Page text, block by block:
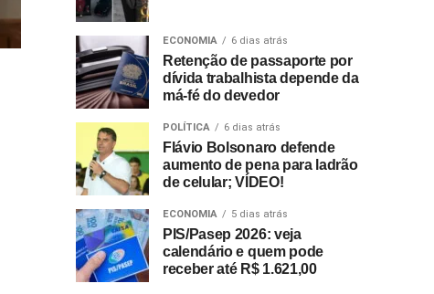
ECONOMIA 6 dias atrás
Retenção de passaporte por
dívida trabalhista depende da
má-fé do devedor
POLÍTICA 6 dias atrás
Flávio Bolsonaro defende
aumento de pena para ladrão
de celular; VÍDEO!
ECONOMIA 5 dias atrás
PIS/Pasep 2026: veja
calendário e quem pode
receber até R$ 1.621,00